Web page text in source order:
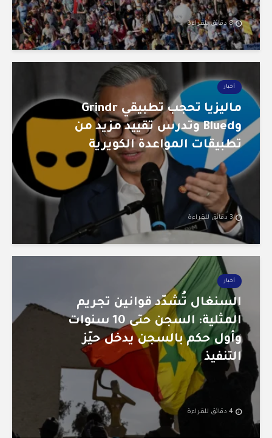
8 دقائق للقراءة
أخبار
ماليزيا تحجب تطبيقي Grindr
وBlued وتدرس تقييد مزيد من
تطبيقات المواعدة الكويرية
3 دقائق للقراءة
أخبار
السنغال تُشدّد قوانين تجريم
المثلية: السجن حتى 10 سنوات
وأول حكم بالسجن يدخل حيّز
التنفيذ
4 دقائق للقراءة